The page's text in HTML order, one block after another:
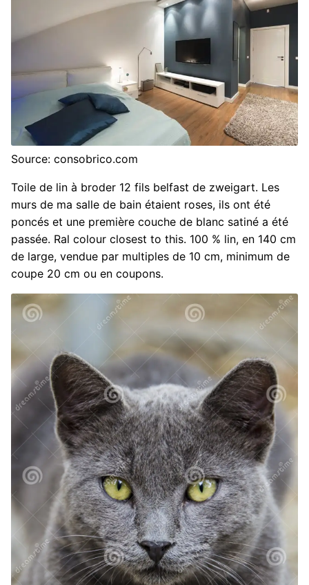
Source: consobrico.com
Toile de lin à broder 12 fils belfast de zweigart. Les
murs de ma salle de bain étaient roses, ils ont été
poncés et une première couche de blanc satiné a été
passée. Ral colour closest to this. 100 % lin, en 140 cm
de large, vendue par multiples de 10 cm, minimum de
coupe 20 cm ou en coupons.